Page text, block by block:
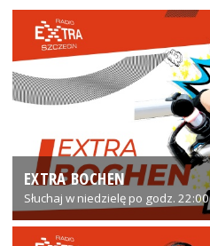
EXTRA BOCHEN
Słuchaj w niedzielę po godz. 22:00